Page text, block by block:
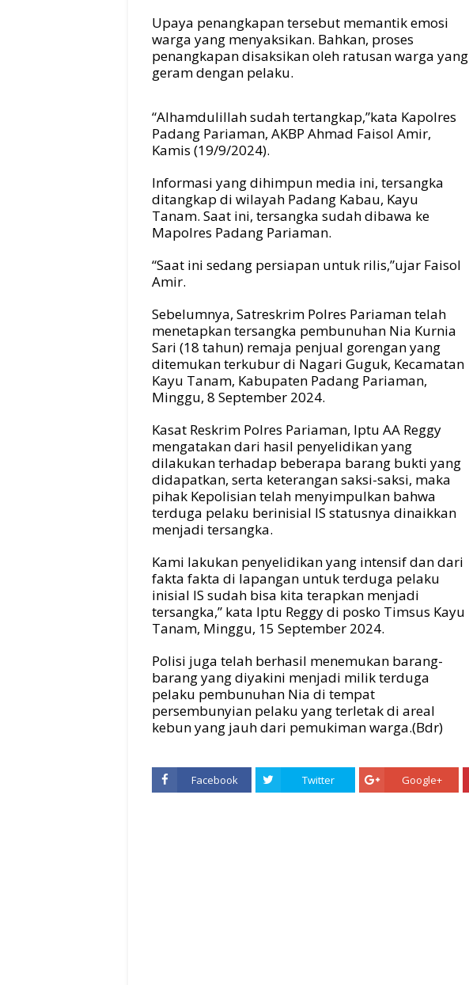
Upaya penangkapan tersebut memantik emosi
warga yang menyaksikan. Bahkan, proses
penangkapan disaksikan oleh ratusan warga yang
geram dengan pelaku.
“Alhamdulillah sudah tertangkap,”kata Kapolres
Padang Pariaman, AKBP Ahmad Faisol Amir,
Kamis (19/9/2024).
Informasi yang dihimpun media ini, tersangka
ditangkap di wilayah Padang Kabau, Kayu
Tanam. Saat ini, tersangka sudah dibawa ke
Mapolres Padang Pariaman.
“Saat ini sedang persiapan untuk rilis,”ujar Faisol
Amir.
Sebelumnya, Satreskrim Polres Pariaman telah
menetapkan tersangka pembunuhan Nia Kurnia
Sari (18 tahun) remaja penjual gorengan yang
ditemukan terkubur di Nagari Guguk, Kecamatan
Kayu Tanam, Kabupaten Padang Pariaman,
Minggu, 8 September 2024.
Kasat Reskrim Polres Pariaman, Iptu AA Reggy
mengatakan dari hasil penyelidikan yang
dilakukan terhadap beberapa barang bukti yang
didapatkan, serta keterangan saksi-saksi, maka
pihak Kepolisian telah menyimpulkan bahwa
terduga pelaku berinisial IS statusnya dinaikkan
menjadi tersangka.
Kami lakukan penyelidikan yang intensif dan dari
fakta fakta di lapangan untuk terduga pelaku
inisial IS sudah bisa kita terapkan menjadi
tersangka,” kata Iptu Reggy di posko Timsus Kayu
Tanam, Minggu, 15 September 2024.
Polisi juga telah berhasil menemukan barang-
barang yang diyakini menjadi milik terduga
pelaku pembunuhan Nia di tempat
persembunyian pelaku yang terletak di areal
kebun yang jauh dari pemukiman warga.(Bdr)
Facebook Twitter Google+